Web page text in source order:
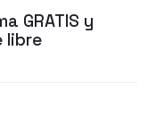
GRATIS y
libre